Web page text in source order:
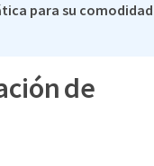
para su
de